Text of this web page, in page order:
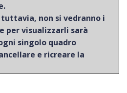
non si vedranno i
per visualizzarli sarà
singolo quadro
e ricreare la